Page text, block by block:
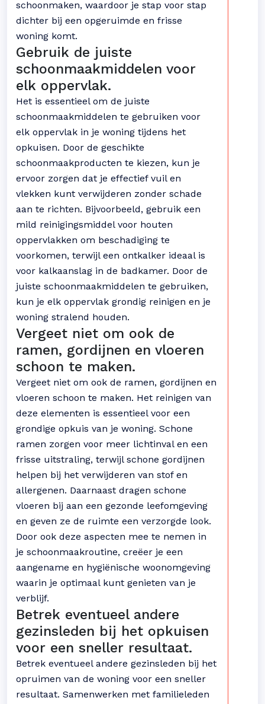
schoonmaken, waardoor je stap voor stap
dichter bij een opgeruimde en frisse
woning komt.
Gebruik de juiste
schoonmaakmiddelen voor
elk oppervlak.
Het is essentieel om de juiste
schoonmaakmiddelen te gebruiken voor
elk oppervlak in je woning tijdens het
opkuisen. Door de geschikte
schoonmaakproducten te kiezen, kun je
ervoor zorgen dat je effectief vuil en
vlekken kunt verwijderen zonder schade
aan te richten. Bijvoorbeeld, gebruik een
mild reinigingsmiddel voor houten
oppervlakken om beschadiging te
voorkomen, terwijl een ontkalker ideaal is
voor kalkaanslag in de badkamer. Door de
juiste schoonmaakmiddelen te gebruiken,
kun je elk oppervlak grondig reinigen en je
woning stralend houden.
Vergeet niet om ook de
ramen, gordijnen en vloeren
schoon te maken.
Vergeet niet om ook de ramen, gordijnen en
vloeren schoon te maken. Het reinigen van
deze elementen is essentieel voor een
grondige opkuis van je woning. Schone
ramen zorgen voor meer lichtinval en een
frisse uitstraling, terwijl schone gordijnen
helpen bij het verwijderen van stof en
allergenen. Daarnaast dragen schone
vloeren bij aan een gezonde leefomgeving
en geven ze de ruimte een verzorgde look.
Door ook deze aspecten mee te nemen in
je schoonmaakroutine, creëer je een
aangename en hygiënische woonomgeving
waarin je optimaal kunt genieten van je
verblijf.
Betrek eventueel andere
gezinsleden bij het opkuisen
voor een sneller resultaat.
Betrek eventueel andere gezinsleden bij het
opruimen van de woning voor een sneller
resultaat. Samenwerken met familieleden